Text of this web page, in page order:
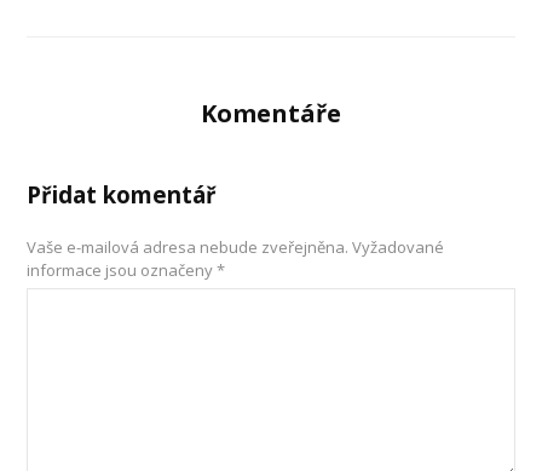
Komentáře
Přidat komentář
Vaše e-mailová adresa nebude zveřejněna. Vyžadované
informace jsou označeny*